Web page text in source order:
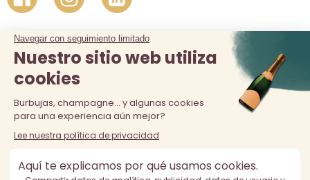
La venta de alcohol está prohibida a los menores de 18 años.